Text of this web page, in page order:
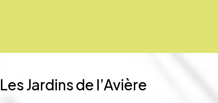
Les Jardins de l’Avière